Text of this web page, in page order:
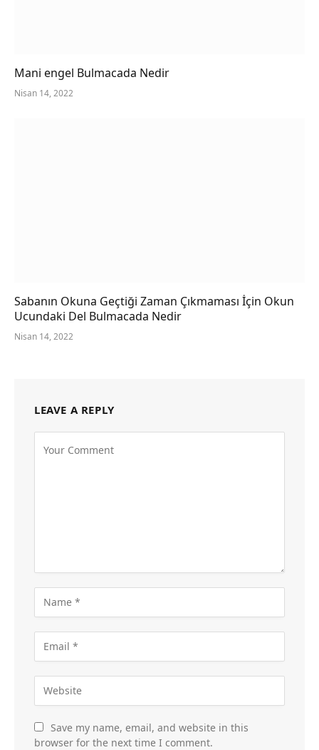
Mani engel Bulmacada Nedir
Nisan 14, 2022
Sabanın Okuna Geçtiği Zaman Çıkmaması İçin Okun
Ucundaki Del Bulmacada Nedir
Nisan 14, 2022
LEAVE A REPLY
Save my name, email, and website in this
browser for the next time I comment.